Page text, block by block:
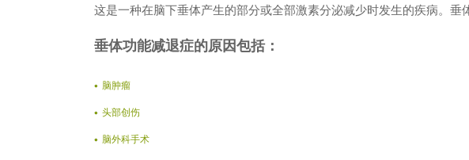
这是一种在脑下垂体产生的部分或全部激素分泌减少时发生的疾病。垂
垂体功能减退症的原因包括：
脑肿瘤
头部创伤
脑外科手术